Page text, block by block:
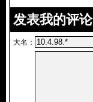
发表我的评论
大名：